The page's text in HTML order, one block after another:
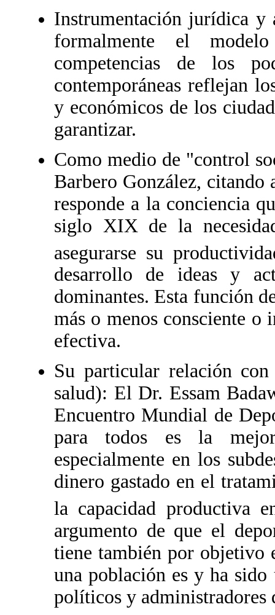
Instrumentación jurídica
formalmente el
competencias de los
contemporáneas reflejan
y económicos de los
garantizar.
Como medio de "control
Barbero González, citando
responde a la conciencia
siglo XIX de la
asegurarse su
desarrollo de ideas y
dominantes. Esta función
más o menos consciente o
efectiva.
Su particular relación
salud): El Dr. Essam
Encuentro Mundial de
para todos es la
especialmente en los
dinero gastado en el
la capacidad productiva
argumento de que el
tiene también por objetivo
una población es y ha
políticos y administradores